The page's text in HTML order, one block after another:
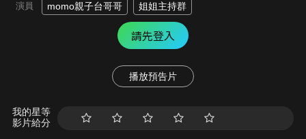
演員 momo親子台哥哥 姐姐主持群
請先登入
播放預告片
我的星等
影片給分